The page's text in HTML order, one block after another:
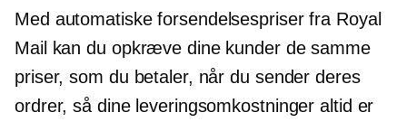
Med automatiske forsendelsespriser fra Royal
Mail kan du opkræve dine kunder de samme
priser, som du betaler, når du sender deres
ordrer, så dine leveringsomkostninger altid er